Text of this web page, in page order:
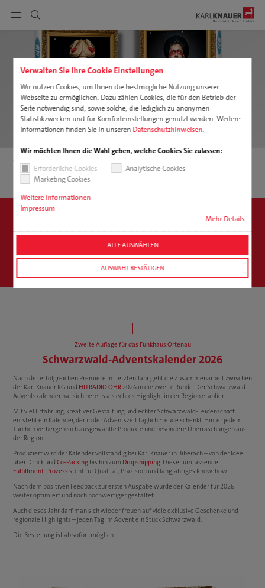
Verwalten Sie Ihre Cookie Einstellungen
Wir nutzen Cookies, um Ihnen die bestmögliche Nutzung unserer
Webseite zu ermöglichen. Dazu zählen Cookies, die für den Betrieb der
Seite notwendig sind, sowie solche, die lediglich zu anonymen
Statistikzwecken und für Komforteinstellungen genutzt werden. Weitere
Informationen finden Sie in unseren Datenschutzhinweisen.
Wir möchten Ihnen die Wahl geben, welche Cookies Sie zulassen:
Erforderliche Cookies
Analytische Cookies
Marketing Cookies
Weitere Informationen
Impressum
Mehr Details
ALLE AUSWÄHLEN
AUSWAHL BESTÄTIGEN
Seitennavigation anzeigen
Produkte
Service
Nachhaltigkeit
Unternehmen
Downloads
DE
Jetzt im Onlineshop den Schwarzwald
Adventskalender 2026 entdecken!
Zum Shop
Zweite Auflage für das Funkhaus Ortenau
Schwarzwald-Adventskalender 2026
Nach der erfolgreichen Premiere im letzten Jahr geht die Zusammenarbeit zwischen
der Karl Knauer KG und HITRADIO OHR 2026 in die zweite Runde. Der Schwarzwald-
Adventskalender hat sich bereits als echtes Highlight in der Region etabliert.
Mit viel Erfahrung, kreativer Gestaltung und echter Schwarzwald-Leidenschaft
entsteht ein Kalender, der in der Adventszeit täglich Freude schenkt. Hinter jedem
Türchen verbergen sich ausgewählte Produkte und besondere Überraschungen aus
der Region.
Produziert wird der Kalender vollständig bei Karl Knauer in Biberach – von der Idee
über Druck und Co-Packing bis hin zum Dropshipping. Dieser umfassende
Fulfillment-Prozess steht für Qualität, Präzision und langjähriges Know-how.
Nach dem positiven Feedback zur ersten Ausgabe wurde der Kalender für 2026
weiter optimiert und noch hochwertiger gestaltet.
Auch dieses Jahr darf man sich wieder freuen auf viele exklusive Geschenke und
regionale Highlights – jeden Tag im Advent ein Stück Schwarzwald.
Die Bestellung ist ab sofort möglich.